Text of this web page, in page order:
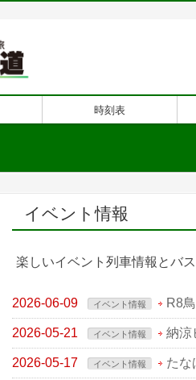
時刻表
イベント情報
楽しいイベント列車情報とバ
2026-06-09 イベント情報 R8
2026-05-21 イベント情報 納涼
2026-05-17 イベント情報 たな